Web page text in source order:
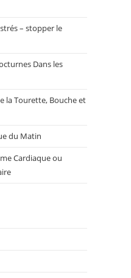
– stopper le
Dans les
la Tourette, Bouche et
du Matin
Cardiaque ou